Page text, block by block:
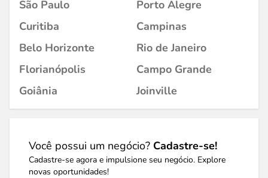
São Paulo
Porto Alegre
Curitiba
Campinas
Belo Horizonte
Rio de Janeiro
Florianópolis
Campo Grande
Goiânia
Joinville
Você possui um negócio? Cadastre-se!
Cadastre-se agora e impulsione seu negócio. Explore
novas oportunidades!